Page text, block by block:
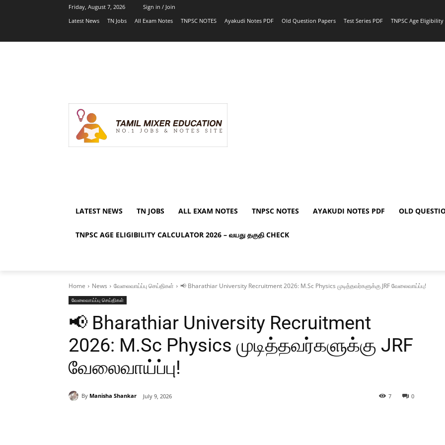
Friday, August 7, 2026
Sign in / Join
Latest News
TN Jobs All Exam Notes TNPSC NOTES Ayakudi Notes PDF Old Question Papers Test Series PDF TNPSC Age
LATEST NEWS TN JOBS ALL EXAM NOTES TNPSC NOTES AYAKUDI NOTES PDF OLD
TNPSC AGE ELIGIBILITY CALCULATOR 2026 – வயது தகுதி CHECK
Home News வேலைவாய்ப்பு செய்திகள் 📢 Bharathiar University Recruitment 2026: M.Sc Physics முடித்தவர்களுக்கு JRF வேலைவாய்ப்பு!
வேலைவாய்ப்பு செய்திகள்
📢 Bharathiar University Recruitment
2026: M.Sc Physics முடித்தவர்களுக்கு JRF
வேலைவாய்ப்பு!
By Manisha Shankar July 9, 2026 0
7